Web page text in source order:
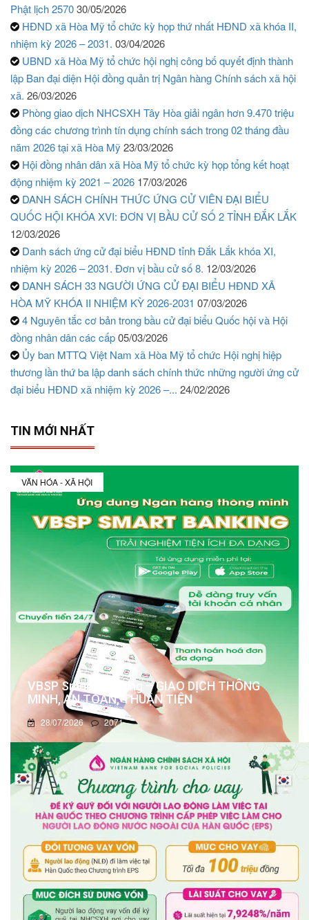
Phật lịch 257030/05/2026
HĐND xã Hòa Mỹ tổ chức kỳ họp thứ nhất HĐND xã khóa II,
nhiệm kỳ 2026 – 2031. 03/04/2026
UBND xã Hòa Mỹ tổ chức hội nghị công bố quyết định thành
lập Ban đại diện Hội đồng quản trị Ngân hàng Chính sách xã hội
xã. 26/03/2026
Phòng giao dịch NHCSXH Tây Hòa giải ngân hơn 9.470 triệu
đồng các chương trình tín dụng chính sách trong 02 tháng đầu
năm 2026 tại xã Hòa Mỹ 23/03/2026
Hội đồng nhân dân xã Hòa Mỹ tổ chức kỳ họp tổng kết hoạt
động nhiệm kỳ 2021 – 2026 17/03/2026
DANH SÁCH CHÍNH THỨC ỨNG CỬ VIÊN ĐẠI BIỂU
QUỐC HỘI KHÓA XVI: ĐƠN VỊ BẦU CỬ SỐ 2 TỈNH ĐẮK LẮK
12/03/2026
Danh sách ứng cử đại biểu HĐND tỉnh Đắk Lắk khóa XI,
nhiệm kỳ 2026 – 2031. Đơn vị bầu cử số 8. 12/03/2026
DANH SÁCH 33 NGƯỜI ỨNG CỬ ĐẠI BIỂU HĐND XÃ
HÒA MỸ KHÓA II NHIỆM KỲ 2026-2031 07/03/2026
4 Nguyên tắc cơ bản trong bầu cử đại biểu Quốc hội và Hội
đồng nhân dân các cấp05/03/2026
Ủy ban MTTQ Việt Nam xã Hòa Mỹ tổ chức Hội nghị hiệp
thương lần thứ ba lập danh sách chính thức những người ứng cử
đại biểu HĐND xã nhiệm kỳ 2026 –... 24/02/2026
TIN MỚI NHẤT
VĂN HÓA - XÃ HỘI
VBSP Smart Banking – GIAO DỊCH THÔNG
MINH, AN TOÀN, THUẬN TIỆN
28/07/2026 2071